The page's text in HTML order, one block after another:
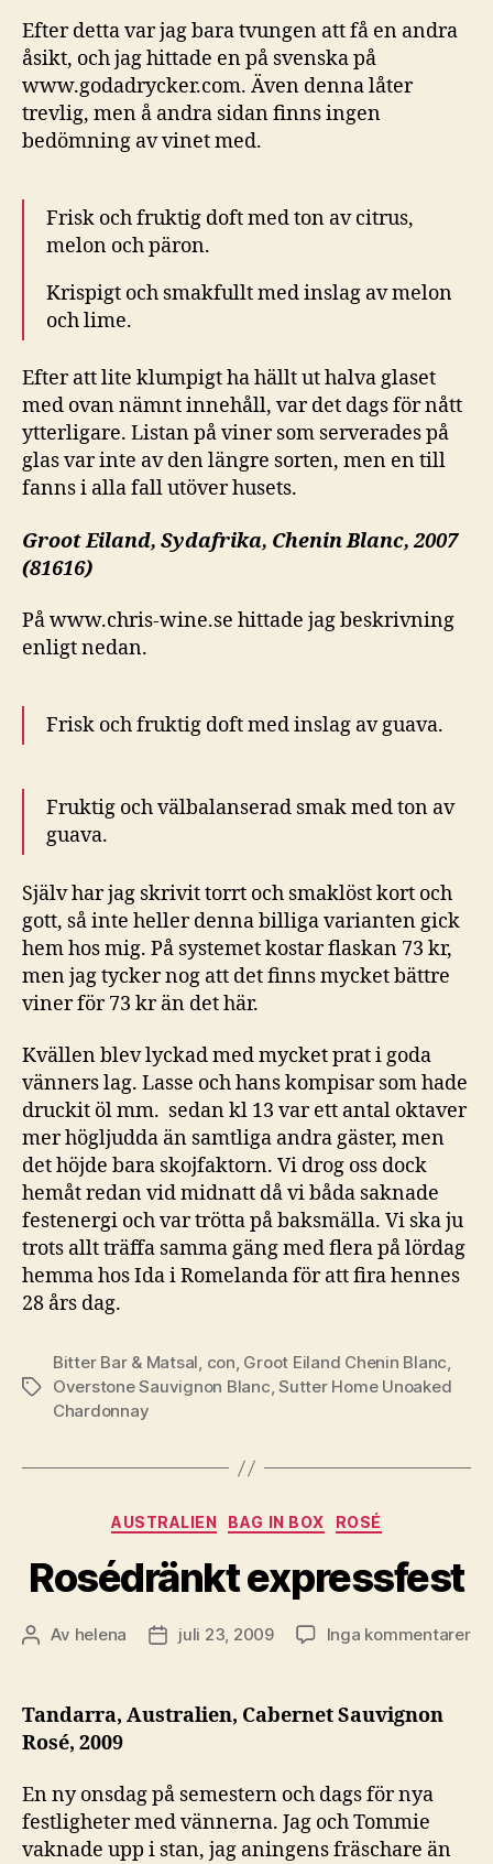
Efter detta var jag bara tvungen att få en andra
åsikt, och jag hittade en på svenska på
www.godadrycker.com. Även denna låter
trevlig, men å andra sidan finns ingen
bedömning av vinet med.
Frisk och fruktig doft med ton av citrus,
melon och päron.
Krispigt och smakfullt med inslag av melon
och lime.
Efter att lite klumpigt ha hällt ut halva glaset
med ovan nämnt innehåll, var det dags för nått
ytterligare. Listan på viner som serverades på
glas var inte av den längre sorten, men en till
fanns i alla fall utöver husets.
Groot Eiland, Sydafrika, Chenin Blanc, 2007
(81616)
På www.chris-wine.se hittade jag beskrivning
enligt nedan.
Frisk och fruktig doft med inslag av guava.
Fruktig och välbalanserad smak med ton av
guava.
Själv har jag skrivit torrt och smaklöst kort och
gott, så inte heller denna billiga varianten gick
hem hos mig. På systemet kostar flaskan 73 kr,
men jag tycker nog att det finns mycket bättre
viner för 73 kr än det här.
Kvällen blev lyckad med mycket prat i goda
vänners lag. Lasse och hans kompisar som hade
druckit öl mm. sedan kl 13 var ett antal oktaver
mer högljudda än samtliga andra gäster, men
det höjde bara skojfaktorn. Vi drog oss dock
hemåt redan vid midnatt då vi båda saknade
festenergi och var trötta på baksmälla. Vi ska ju
trots allt träffa samma gäng med flera på lördag
hemma hos Ida i Romelanda för att fira hennes
28 års dag.
Etiketter
Bitter Bar & Matsal, con, Groot Eiland Chenin Blanc,
Overstone Sauvignon Blanc,Sutter Home Unoaked
Chardonnay
Kategorier
AUSTRALIEN BAG IN BOX ROSÉ
Rosédränkt expressfest
Inläggsförfattare
Av helena Inläggsdatum
juli 23, 2009 Inga kommentarertill
Tandarra, Australien, Cabernet Sauvignon
Rosé, 2009
En ny onsdag på semestern och dags för nya
festligheter med vännerna. Jag och Tommie
vaknade upp i stan, jag aningens fräschare än